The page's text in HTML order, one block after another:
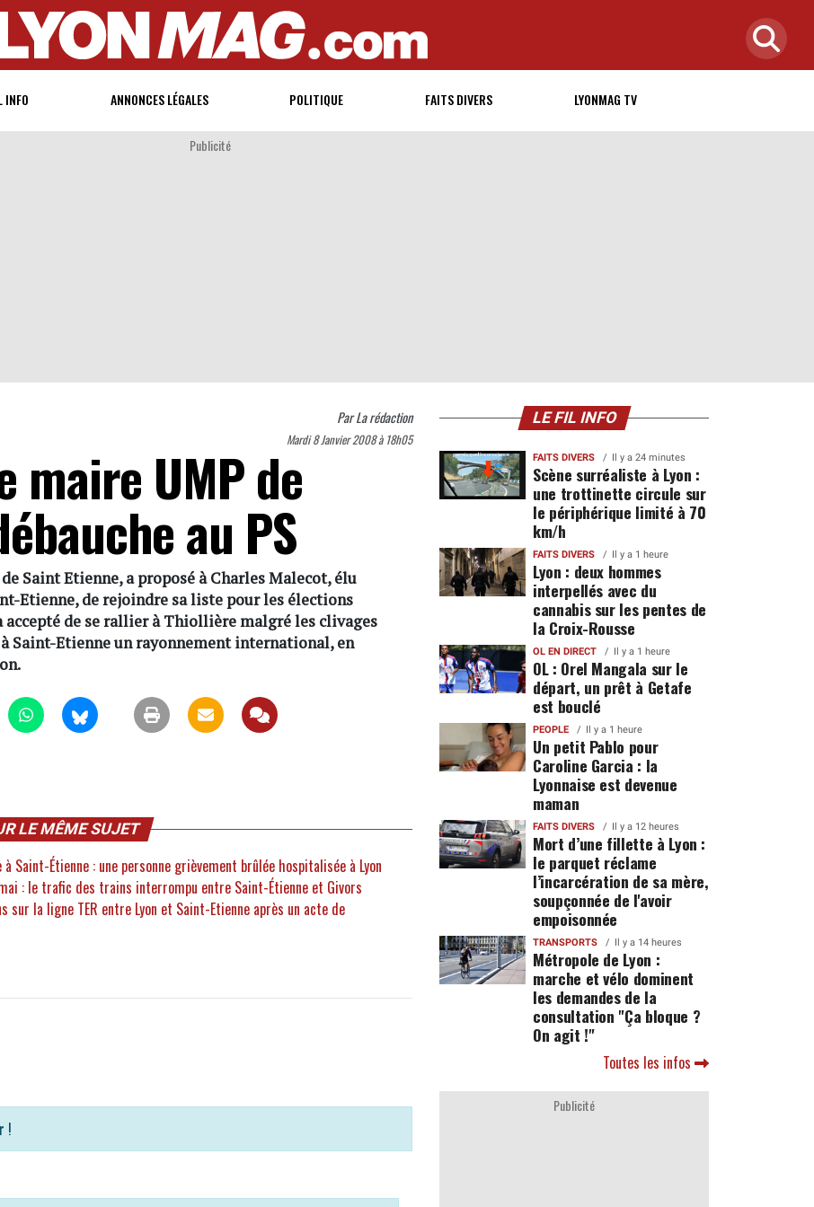
INFO ANNONCES LÉGALES POLITIQUE FAITS DIVERS LYONMAG TV
Publicité
ParLa rédaction
Mardi 8 Janvier 2008 à 18h05
maire UMP de
au PS
Saint Etienne, a proposé à Charles Malecot, élu
Etienne, de rejoindre sa liste pour les élections
de se rallier à Thiollière malgré les clivages
Saint-Etienne un rayonnement international, en
LE MÊME SUJET
à Saint-Étienne : une personne grièvement brûlée hospitalisée à Lyon
: le trafic des trains interrompu entre Saint-Étienne et Givors
sur la ligne TER entre Lyon et Saint-Etienne après un acte de
!
LE FIL INFO
FAITS DIVERS Il y a 24 minutes
Scène surréaliste à Lyon :
une trottinette circule sur
le périphérique limité à 70
km/h
FAITS DIVERS Il y a 1 heure
Lyon : deux hommes
interpellés avec du
cannabis sur les pentes de
la Croix-Rousse
OL EN DIRECT Il y a 1 heure
OL : Orel Mangala sur le
départ, un prêt à Getafe
est bouclé
PEOPLE Il y a 1 heure
Un petit Pablo pour
Caroline Garcia : la
Lyonnaise est devenue
maman
FAITS DIVERS Il y a 12 heures
Mort d’une fillette à Lyon :
le parquet réclame
l’incarcération de sa mère,
soupçonnée de l'avoir
empoisonnée
TRANSPORTS Il y a 14 heures
Métropole de Lyon :
marche et vélo dominent
les demandes de la
consultation "Ça bloque ?
On agit !"
Toutes les infos
Publicité